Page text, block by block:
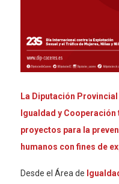
La Diputación
Igualdad y
proyectos para la
humanos con fines de
Desde el Área de